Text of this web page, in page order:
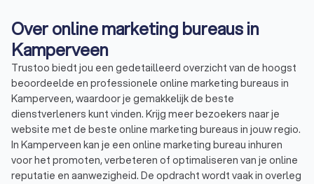
Over online marketing bureaus in
Kamperveen
Trustoo biedt jou een gedetailleerd overzicht van de hoogst
beoordeelde en professionele online marketing bureaus in
Kamperveen, waardoor je gemakkelijk de beste
dienstverleners kunt vinden. Krijg meer bezoekers naar je
website met de beste online marketing bureaus in jouw regio.
In Kamperveen kan je een online marketing bureau inhuren
voor het promoten, verbeteren of optimaliseren van je online
reputatie en aanwezigheid. De opdracht wordt vaak in overleg